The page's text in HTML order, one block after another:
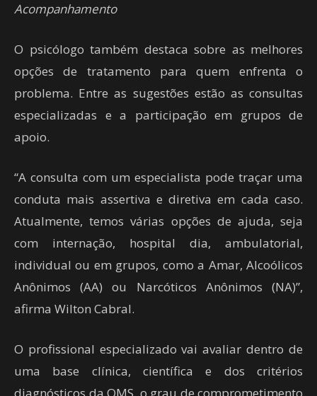
Acompanhamento
O psicólogo também destaca sobre as melhores
opções de tratamento para quem enfrenta o
problema. Entre as sugestões estão as consultas
especializadas e a participação em grupos de
apoio.
“A consulta com um especialista pode traçar uma
conduta mais assertiva e diretiva em cada caso.
Atualmente, temos várias opções de ajuda, seja
com internação, hospital dia, ambulatorial,
individual ou em grupos, como a Amar, Alcoólicos
Anônimos (AA) ou Narcóticos Anônimos (NA)”,
afirma Wilton Cabral.
O profissional especializado vai avaliar dentro de
uma base clínica, científica e dos critérios